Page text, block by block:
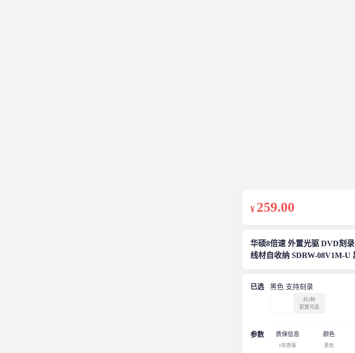
¥ 259.00
华硕8倍速 外置光驱 DVD刻
线材自收纳 SDRW-08V1M-U
已选 黑色 支持刻录
共1种
配置可选
参数 质保信息
1年质保
颜色
黑色